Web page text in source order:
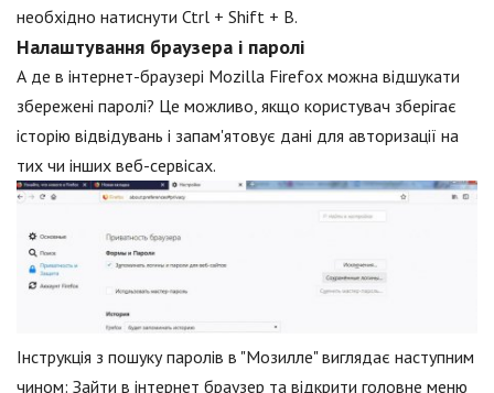
необхідно натиснути Ctrl + Shift + B.
Налаштування браузера і паролі
А де в інтернет-браузері Mozilla Firefox можна відшукати
збережені паролі? Це можливо, якщо користувач зберігає
історію відвідувань і запам'ятовує дані для авторизації на
тих чи інших веб-сервісах.
Інструкція з пошуку паролів в "Мозилле" виглядає наступним
чином: Зайти в інтернет браузер та відкрити головне меню